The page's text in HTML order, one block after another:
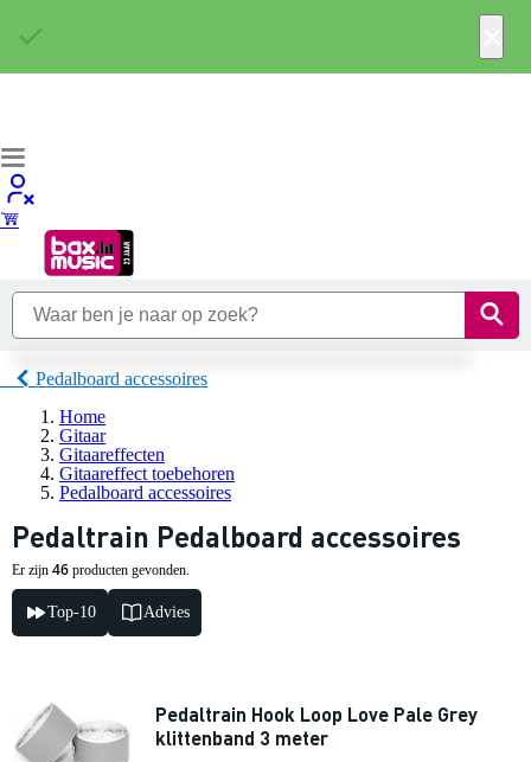
Pedalboard accessoires
Home
Gitaar
Gitaareffecten
Gitaareffect toebehoren
Pedalboard accessoires
Pedaltrain Pedalboard accessoires
Er zijn 46 producten gevonden.
Top-10 Advies
Pedaltrain Hook Loop Love Pale Grey
klittenband 3 meter